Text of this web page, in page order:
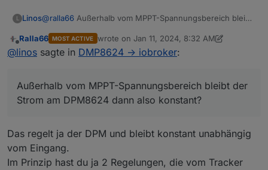
L Linos@ralla66 Außerhalb vom MPPT-Spannungsbereich bleibt
Ich frage nur, da ich mir nicht sicher bin ob das MPPT-
Tracken auf Dauer für den DPM8624 so gesund ist?
Da hast du recht, Laderegelung DC zu DC wäre das
optimalste. Leider ist es bei mir nicht ohne weiteres
Offline
Ralla66 MOST ACTIVE wrote on Jan 11, 2024, 8:32 AM
last edited by Ralla66Jan 11, 2024, 9:34 AM
@linos sagte in DMP8624 -> iobroker:
Außerhalb vom MPPT-Spannungsbereich bleibt der
Strom am DPM8624 dann also konstant?
Das regelt ja der DPM und bleibt konstant unabhängig
vom Eingang.
Im Prinzip hast du ja 2 Regelungen, die vom Tracker